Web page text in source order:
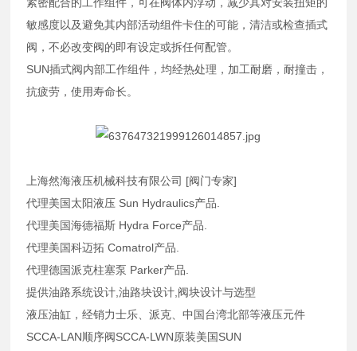
敏感度以及避免其内部活动组件卡住的可能，清洁或检查插式
阀，不必改变阀的即有设定或拆任何配管。
SUN插式阀内部工作组件，均经热处理，加工耐磨，耐撞击，
抗疲劳，使用寿命长。
上海然海液压机械科技有限公司 [阀门专家]
代理美国太阳液压 Sun Hydraulics产品.
代理美国海德福斯 Hydra Force产品.
代理美国科迈拓 Comatrol产品.
代理德国派克柱塞泵 Parker产品.
提供油路系统设计,油路块设计,阀块设计与选型
液压油缸，经销力士乐、派克、中国台湾北部等液压元件
SCCA-LAN顺序阀SCCA-LWN原装美国SUN